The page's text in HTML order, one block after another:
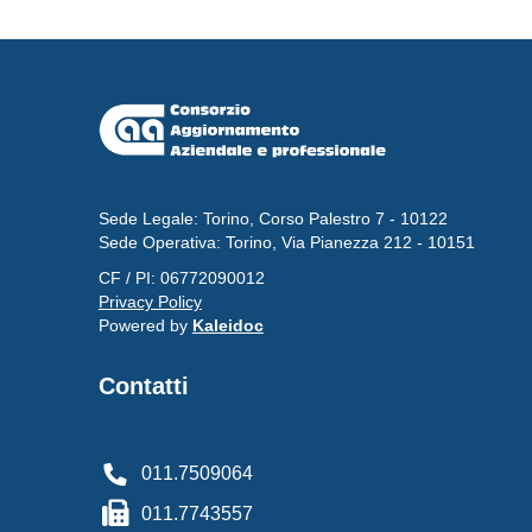
Sede Legale: Torino, Corso Palestro 7 - 10122
Sede Operativa: Torino, Via Pianezza 212 - 10151
CF / PI: 06772090012
Privacy Policy
Powered by Kaleidoc
Contatti
011.7509064
011.7743557